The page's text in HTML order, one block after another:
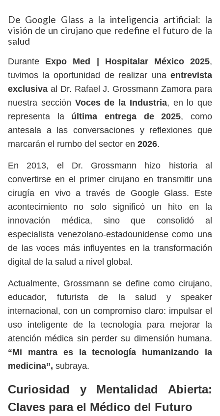
De Google Glass a la inteligencia artificial: la
visión de un cirujano que redefine el futuro de la
salud
Durante Expo Med | Hospitalar México 2025,
tuvimos la oportunidad de realizar una entrevista
exclusiva al Dr. Rafael J. Grossmann Zamora para
nuestra sección Voces de la Industria, en lo que
representa la última entrega de 2025, como
antesala a las conversaciones y reflexiones que
marcarán el rumbo del sector en 2026.
En 2013, el Dr. Grossmann hizo historia al
convertirse en el primer cirujano en transmitir una
cirugía en vivo a través de Google Glass. Este
acontecimiento no solo significó un hito en la
innovación médica, sino que consolidó al
especialista venezolano-estadounidense como una
de las voces más influyentes en la transformación
digital de la salud a nivel global.
Actualmente, Grossmann se define como cirujano,
educador, futurista de la salud y speaker
internacional, con un compromiso claro: impulsar el
uso inteligente de la tecnología para mejorar la
atención médica sin perder su dimensión humana.
“Mi mantra es la tecnología humanizando la
medicina”, subraya.
Curiosidad y Mentalidad Abierta:
Claves para el Médico del Futuro